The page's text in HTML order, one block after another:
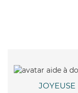
JOYEUSE